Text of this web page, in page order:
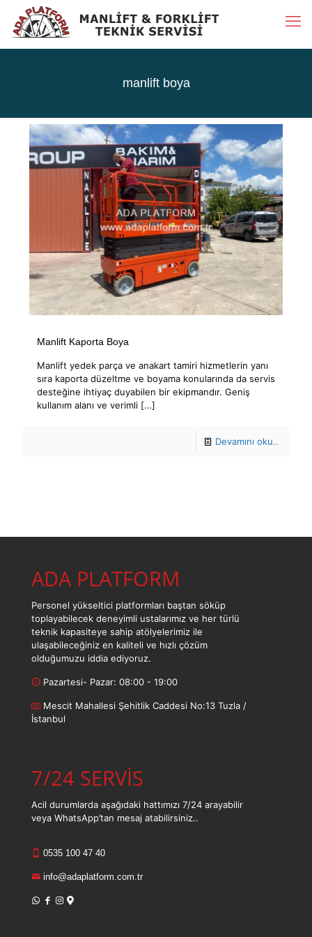
manlift boya
Manlift Kaporta Boya
Manlift yedek parça ve anakart tamiri hizmetlerin yanı
sıra kaporta düzeltme ve boyama konularında da servis
desteğine ihtiyaç duyabilen bir ekipmandır. Geniş
kullanım alanı ve verimli […]
Devamını oku..
ADA PLATFORM
Personel yükseltici platformları baştan söküp
toplayabilecek deneyimli ustalarımız ve her türlü
teknik kapasiteye sahip atölyelerimiz ile
ulaşabileceğiniz en kaliteli ve hızlı çözüm
olduğumuzu iddia ediyoruz.
Pazartesi- Pazar: 08:00 - 19:00
Mescit Mahallesi Şehitlik Caddesi No:13 Tuzla /
İstanbul
7/24 SERVİS
Acil durumlarda aşağıdaki hattımızı 7/24 arayabilir
veya WhatsApp’tan mesaj atabilirsiniz..
0535 100 47 40
info@adaplatform.com.tr